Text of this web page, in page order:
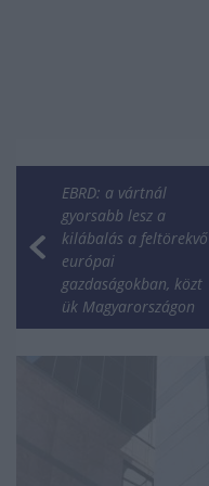
EBRD: a vártnál
gyorsabb lesz a
kilábalás a feltörekvő
európai
gazdaságokban, közt
ük Magyarországon